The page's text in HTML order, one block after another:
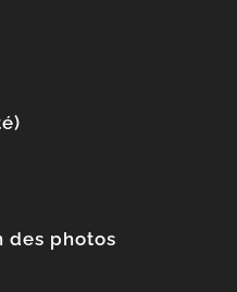
des photos